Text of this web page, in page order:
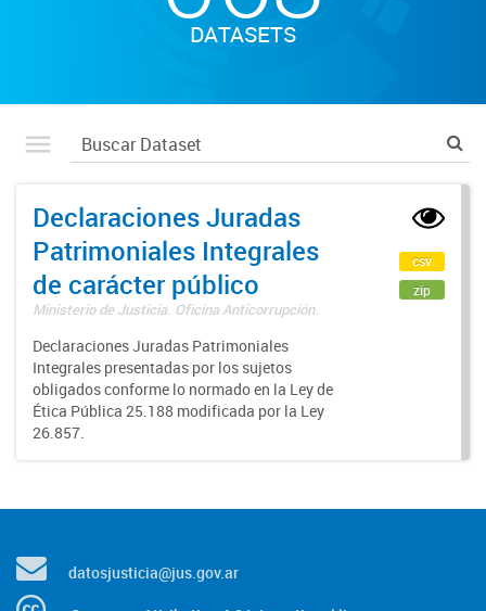
DATASETS
Declaraciones Juradas
Patrimoniales Integrales
de carácter público
Ministerio de Justicia. Oficina Anticorrupción.
Declaraciones Juradas Patrimoniales
Integrales presentadas por los sujetos
obligados conforme lo normado en la Ley de
Ética Pública 25.188 modificada por la Ley
26.857.
csv
zip
datosjusticia@jus.gov.ar